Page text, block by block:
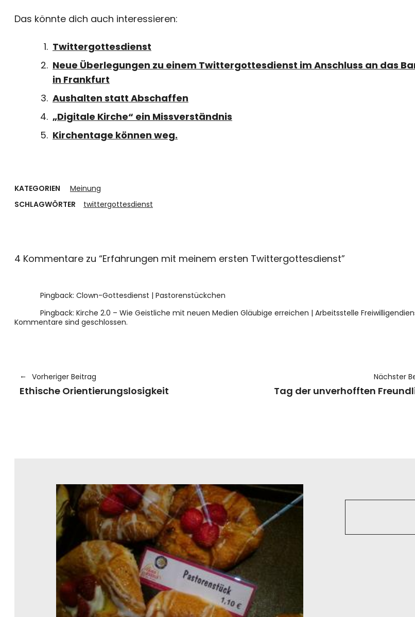
Das könnte dich auch interessieren:
Twittergottesdienst
Neue Überlegungen zu einem Twittergottesdienst im Anschluss an das
in Frankfurt
Aushalten statt Abschaffen
„Digitale Kirche“ ein Missverständnis
Kirchentage können weg.
KATEGORIEN
Meinung
SCHLAGWÖRTER
twittergottesdienst
4 Kommentare zu “Erfahrungen mit meinem ersten Twittergottesdienst”
Pingback: Clown-Gottesdienst | Pastorenstückchen
Pingback: Kirche 2.0 – Wie Geistliche mit neuen Medien Gläubige erreichen | Arbeitsstelle
Kommentare sind geschlossen.
Vorheriger Beitrag
Ethische Orientierungslosigkeit
Nächster
Tag der unverhofften